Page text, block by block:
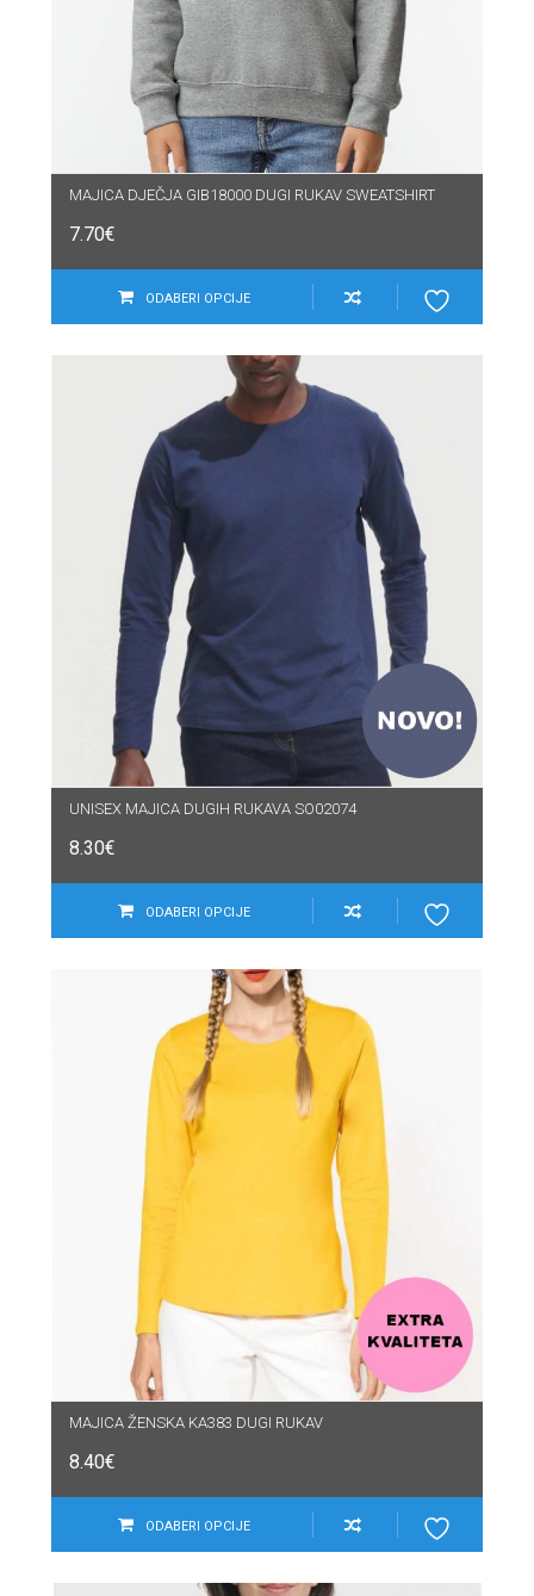
MAJICA DJEČJA GIB18000 DUGI RUKAV SWEATSHIRT
7.70€
ODABERI OPCIJE
UNISEX MAJICA DUGIH RUKAVA SO02074
8.30€
ODABERI OPCIJE
MAJICA ŽENSKA KA383 DUGI RUKAV
8.40€
ODABERI OPCIJE